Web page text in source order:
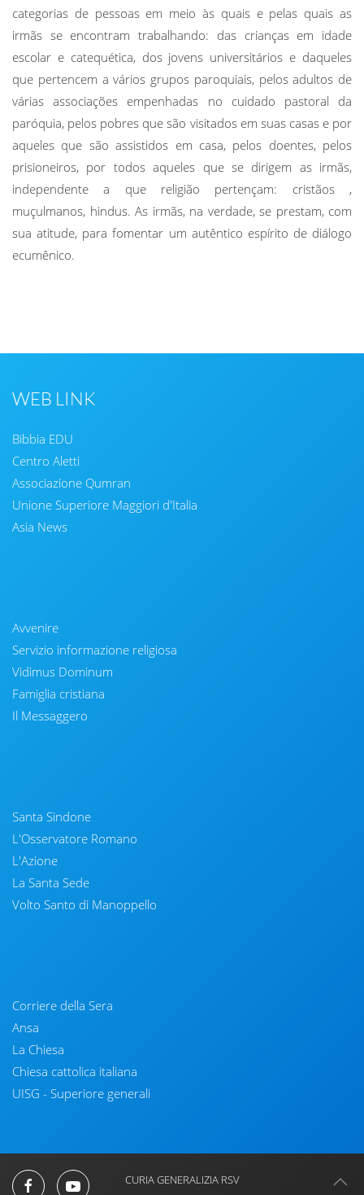
categorias de pessoas em meio às quais e pelas quais as
irmãs se encontram trabalhando: das crianças em idade
escolar e catequética, dos jovens universitários e daqueles
que pertencem a vários grupos paroquiais, pelos adultos de
várias associações empenhadas no cuidado pastoral da
paróquia, pelos pobres que são visitados em suas casas e por
aqueles que são assistidos em casa, pelos doentes, pelos
prisioneiros, por todos aqueles que se dirigem as irmãs,
independente a que religião pertençam: cristãos,
muçulmanos, hindus. As irmãs, na verdade, se prestam, com
sua atitude, para fomentar um autêntico espírito de diálogo
ecumênico.
WEB LINK
Bibbia EDU
Centro Aletti
Associazione Qumran
Unione Superiore Maggiori d'Italia
Asia News
Avvenire
Servizio informazione religiosa
Vidimus Dominum
Famiglia cristiana
Il Messaggero
Santa Sindone
L'Osservatore Romano
L'Azione
La Santa Sede
Volto Santo di Manoppello
Corriere della Sera
Ansa
La Chiesa
Chiesa cattolica italiana
UISG - Superiore generali
CURIA GENERALIZIA RSV